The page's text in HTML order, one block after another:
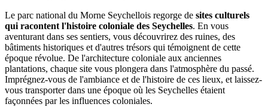
Le parc national du Morne Seychellois regorge de sites culturels
qui racontent l'histoire coloniale des Seychelles. En vous
aventurant dans ses sentiers, vous découvrirez des ruines, des
bâtiments historiques et d'autres trésors qui témoignent de cette
époque révolue. De l'architecture coloniale aux anciennes
plantations, chaque site vous plongera dans l'atmosphère du passé.
Imprégnez-vous de l'ambiance et de l'histoire de ces lieux, et laissez-
vous transporter dans une époque où les Seychelles étaient
façonnées par les influences coloniales.